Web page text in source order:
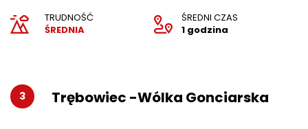
TRUDNOŚĆ
ŚREDNIA
ŚREDNI CZAS
1 godzina
3 Trębowiec -Wólka Gonciarska